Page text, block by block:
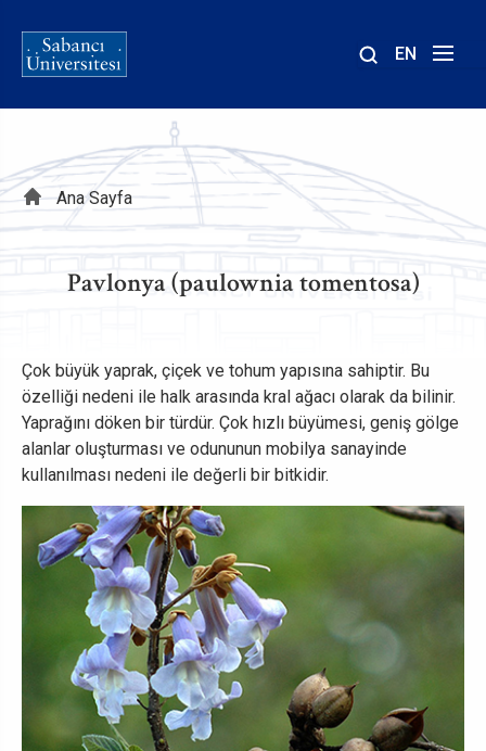
EN
Sayfa
yolu
Ana Sayfa
Pavlonya (paulownia tomentosa​)
Çok büyük yaprak, çiçek ve tohum yapısına sahiptir. Bu
özelliği nedeni ile halk arasında kral ağacı olarak da bilinir.
Yaprağını döken bir türdür. Çok hızlı büyümesi, geniş gölge
alanlar oluşturması ve odununun mobilya sanayinde
kullanılması nedeni ile değerli bir bitkidir.